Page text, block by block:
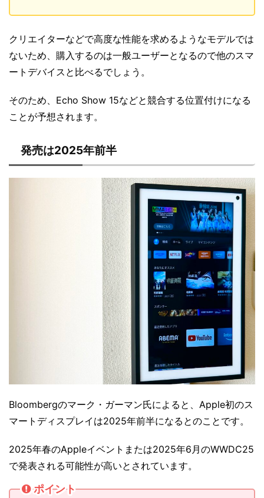
クリエイターなどで高度な性能を求めるようなモデルでは
ないため、購入するのは一般ユーザーとなるので他のスマ
ートデバイスと比べるでしょう。
そのため、Echo Show 15などと競合する位置付けになる
ことが予想されます。
発売は2025年前半
Bloombergのマーク・ガーマン氏によると、Apple初のス
マートディスプレイは2025年前半になるとのことです。
2025年春のAppleイベントまたは2025年6月のWWDC25
で発表される可能性が高いとされています。
ポイント